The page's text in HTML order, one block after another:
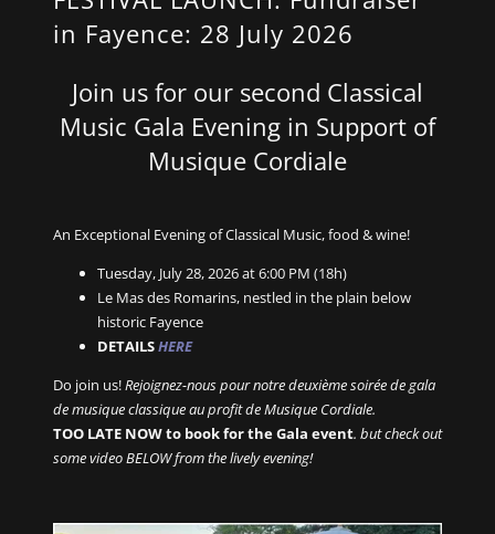
in Fayence: 28 July 2026
Join us for our second Classical
Music Gala Evening in Support of
Musique Cordiale
An Exceptional Evening of Classical Music, food & wine!
Tuesday, July 28, 2026 at 6:00 PM (18h)
Le Mas des Romarins, nestled in the plain below
historic Fayence
DETAILSHERE
Do join us!Rejoignez-nous pour notre deuxième soirée de gala
de musique classique au profit de Musique Cordiale.
TOO LATE NOW to book for the Gala event. but check out
some video BELOW from the lively evening!